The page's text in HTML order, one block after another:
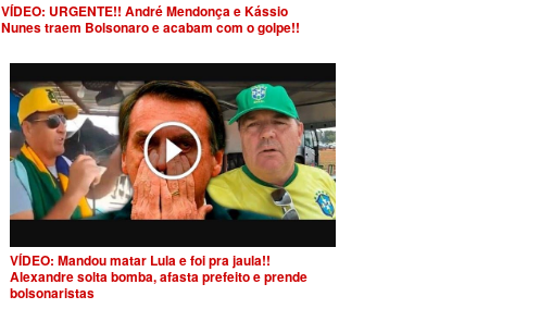
VÍDEO: URGENTE!! André Mendonça e Kássio
Nunes traem Bolsonaro e acabam com o golpe!!
VÍDEO: Mandou matar Lula e foi pra jaula!!
Alexandre solta bomba, afasta prefeito e prende
bolsonaristas